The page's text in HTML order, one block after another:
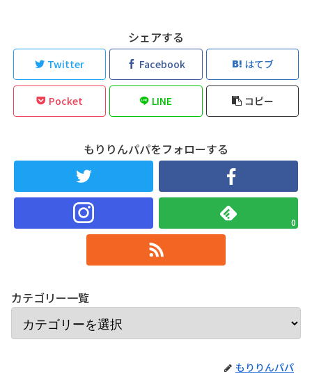
シェアする
Twitter Facebook はてブ
Pocket LINE コピー
もりりんパパをフォローする
0
カテゴリー一覧
もりりんパパ